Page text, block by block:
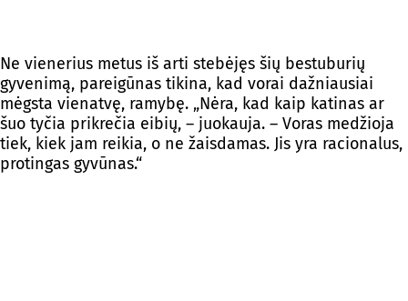
Ne vienerius metus iš arti stebėjęs šių bestuburių
gyvenimą, pareigūnas tikina, kad vorai dažniausiai
mėgsta vienatvę, ramybę. „Nėra, kad kaip katinas ar
šuo tyčia prikrečia eibių, – juokauja. – Voras medžioja
tiek, kiek jam reikia, o ne žaisdamas. Jis yra racionalus,
protingas gyvūnas.“